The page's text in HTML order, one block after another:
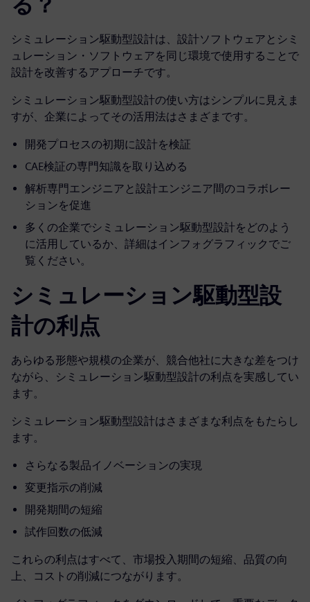
シミュレーション駆動型設計は、設計ソフトウェアとシミ
ュレーション・ソフトウェアを同じ環境で使用することで
設計を改善するアプローチです。
シミュレーション駆動型設計の使い方はシンプルに見えま
すが、企業によってその活用法はさまざまです。
開発プロセスの初期に設計を検証
CAE検証の専門知識を取り込める
解析専門エンジニアと設計エンジニア間のコラボレー
ションを促進
多くの企業でシミュレーション駆動型設計をどのよう
に活用しているか、詳細はインフォグラフィックでご
覧ください。
シミュレーション駆動型設
計の利点
あらゆる形態や規模の企業が、競合他社に大きな差をつけ
ながら、シミュレーション駆動型設計の利点を実感してい
ます。
シミュレーション駆動型設計はさまざまな利点をもたらし
ます。
さらなる製品イノベーションの実現
変更指示の削減
開発期間の短縮
試作回数の低減
これらの利点はすべて、市場投入期間の短縮、品質の向
上、コストの削減につながります。